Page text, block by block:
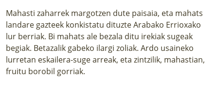
Mahasti zaharrek margotzen dute paisaia, eta mahats
landare gazteek konkistatu dituzte Arabako Errioxako
lur berriak. Bi mahats ale bezala ditu irekiak sugeak
begiak. Betazalik gabeko ilargi zoliak. Ardo usaineko
lurretan eskailera-suge arreak, eta zintzilik, mahastian,
fruitu borobil gorriak.